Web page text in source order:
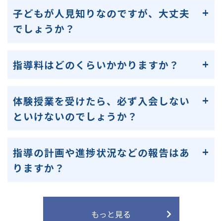
子どもが人見知りなのですが、大丈夫
でしょうか？
指導料はどのくらいかかりますか？
体験授業を受けたら、必ず入会しない
といけないのでしょうか？
指導の計画や進捗状況などの報告はあ
りますか？
もっと見る